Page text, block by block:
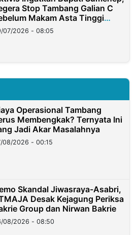
Stop Tambang Galian C
Makam Asta Tinggi
07/2026 - 08:05
Operasional Tambang
Membengkak? Ternyata Ini
Jadi Akar Masalahnya
08/2026 - 00:15
Skandal Jiwasraya-Asabri,
Desak Kejagung Periksa
Group dan Nirwan Bakrie
08/2026 - 08:50